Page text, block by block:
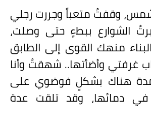
وقفتُ متعباً وجررت رجلي
الشوارع ببطءٍ حتى وصلت،
منهك القوى إلى الطابق
غرفتي وأضأتها.. شهقتُ وأنا
هناك بشكلٍ فوضوي على
في دمائها، وقد تلقت عدة